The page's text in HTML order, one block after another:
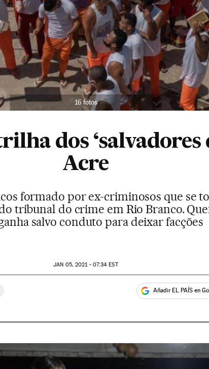
16 fotos
dos ‘salvadores
Acre
formado por ex-criminosos que se
tribunal do crime em Rio Branco.
salvo conduto para deixar facções
JAN 05, 2021 - 07:34 EST
Facebook
en TwitterRedes Sociales Añadir EL PAÍS en